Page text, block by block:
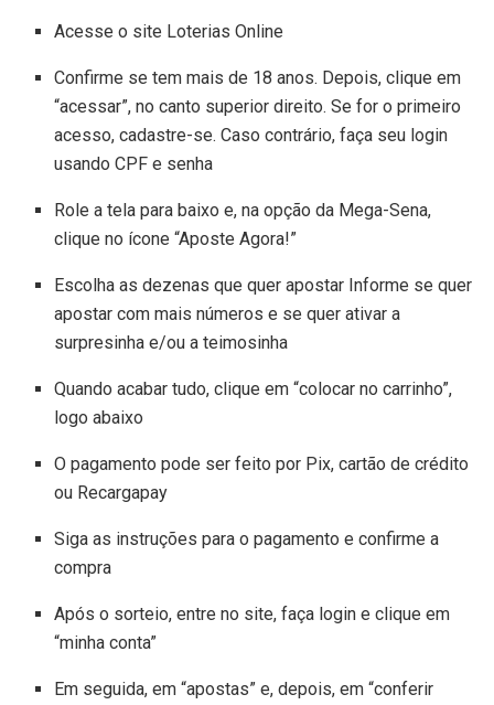
Acesse o site Loterias Online
Confirme se tem mais de 18 anos. Depois, clique em
“acessar”, no canto superior direito. Se for o primeiro
acesso, cadastre-se. Caso contrário, faça seu login
usando CPF e senha
Role a tela para baixo e, na opção da Mega-Sena,
clique no ícone “Aposte Agora!”
Escolha as dezenas que quer apostar Informe se quer
apostar com mais números e se quer ativar a
surpresinha e/ou a teimosinha
Quando acabar tudo, clique em “colocar no carrinho”,
logo abaixo
O pagamento pode ser feito por Pix, cartão de crédito
ou Recargapay
Siga as instruções para o pagamento e confirme a
compra
Após o sorteio, entre no site, faça login e clique em
“minha conta”
Em seguida, em “apostas” e, depois, em “conferir